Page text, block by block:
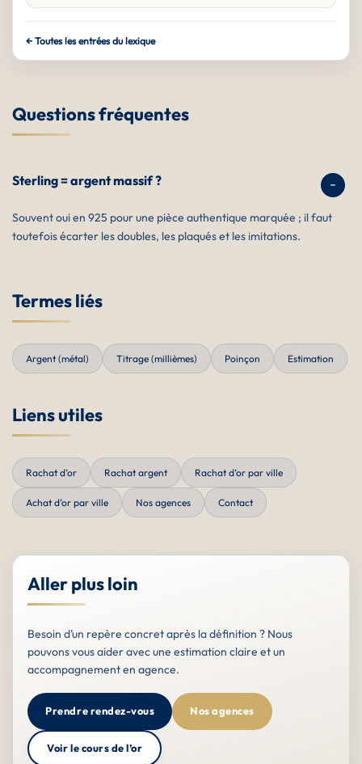
← Toutes les entrées du lexique
Questions fréquentes
Sterling = argent massif ?
Souvent oui en 925 pour une pièce authentique marquée ; il faut
toutefois écarter les doubles, les plaqués et les imitations.
Termes liés
Argent (métal) Titrage (millièmes) Poinçon Estimation
Liens utiles
Rachat d’or Rachat argent Rachat d’or par ville
Achat d’or par ville Nos agences Contact
Aller plus loin
Besoin d’un repère concret après la définition ? Nous
pouvons vous aider avec une estimation claire et un
accompagnement en agence.
Prendre rendez-vous Nos agences
Voir le cours de l’or